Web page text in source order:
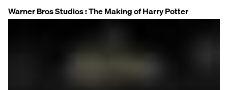
Warner Bros Studios : The Making of Harry Potter